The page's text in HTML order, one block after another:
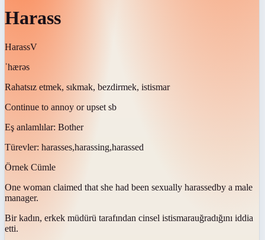
Harass
HarassV
ˈhærəs
Rahatsız etmek, sıkmak, bezdirmek, istismar
Continue to annoy or upset sb
Eş anlamlılar: Bother
Türevler: harasses,harassing,harassed
Örnek Cümle
One woman claimed that she had been sexually harassedby a male
manager.
Bir kadın, erkek müdürü tarafından cinsel istismarauğradığını iddia
etti.